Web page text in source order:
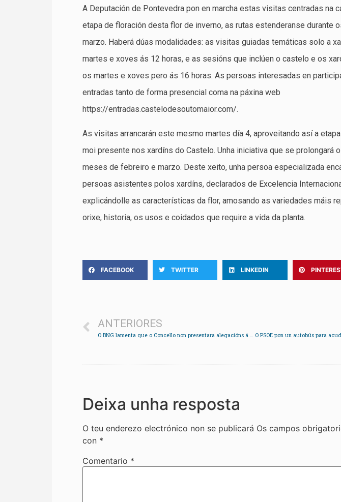
A Deputación de Pontevedra pon en marcha estas visitas centradas na
etapa de floración desta flor de inverno, as rutas estenderanse durante
marzo. Haberá dúas modalidades: as visitas guiadas temáticas solo a
martes e xoves ás 12 horas, e as sesións que inclúen o castelo e os
os martes e xoves pero ás 16 horas. As persoas interesadas en
entradas tanto de forma presencial coma na páxina web
https://entradas.castelodesoutomaior.com/.
As visitas arrancarán este mesmo martes día 4, aproveitando así a
moi presente nos xardíns do Castelo. Unha iniciativa que se prolongará
meses de febreiro e marzo. Deste xeito, unha persoa especializada
persoas asistentes polos xardíns, declarados de Excelencia
explicándolle as características da flor, amosando as variedades máis
orixe, historia, os usos e coidados que require a vida da planta.
FACEBOOK TWITTER LINKEDIN
ANTERIORES
O BNG lamenta que o Concello non presentara alegacións á ampliación de Aucosa
Deixa unha resposta
O teu enderezo electrónico non se publicará Os campos
con *
Comentario *